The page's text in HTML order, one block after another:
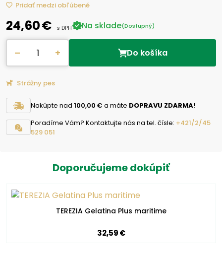
Pridať medzi obľúbené
24,60 € s DPH Na sklade(Dostupný)
– + Do košíka
Strážny pes
Nakúpte nad 100,00 € a máte DOPRAVU ZDARMA!
Poradíme Vám? Kontaktujte nás na tel. čísle: +421/2/45
529 051
Doporučujeme dokúpiť
TEREZIA Gelatina Plus maritime
32,59 €